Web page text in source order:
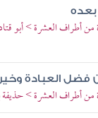
من أطراف العشرة >
العبادة وخير
من أطراف العشرة > حذيفة